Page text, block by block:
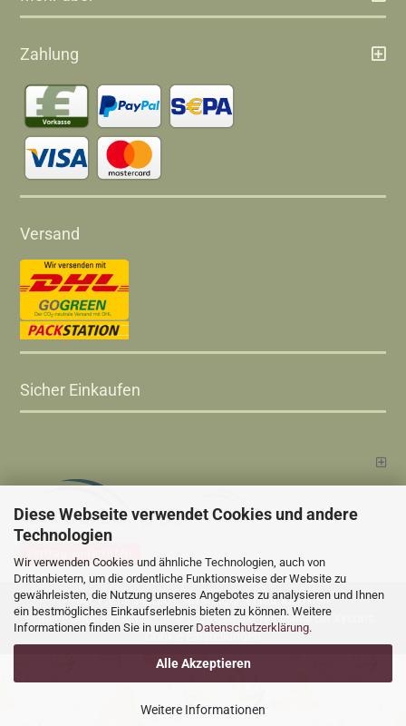
Diese Webseite verwendet Cookies und andere
Technologien
Wir verwenden Cookies und ähnliche Technologien, auch von
Drittanbietern, um die ordentliche Funktionsweise der Website zu
gewährleisten, die Nutzung unseres Angebotes zu analysieren und Ihnen
ein bestmögliches Einkaufserlebnis bieten zu können. Weitere
Informationen finden Sie in unserer Datenschutzerklärung.
Alle Akzeptieren
Weitere Informationen
Zahlung
Versand
Sicher Einkaufen
Alle Preise sind inkl. MwSt., zzgl.Versandkosten
Online Shopby Gambio.de © 2025 Gambio Templates bei
Cookie Einstellungen